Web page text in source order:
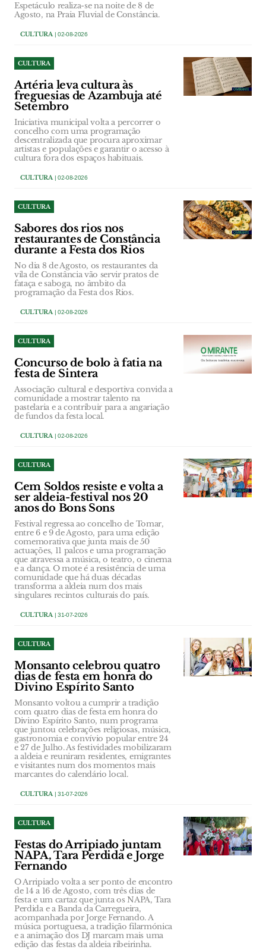
Espetáculo realiza-se na noite de 8 de
Agosto, na Praia Fluvial de Constância.
CULTURA| 02-08-2026
CULTURA
Artéria leva cultura às
freguesias de Azambuja até
Setembro
Iniciativa municipal volta a percorrer o
concelho com uma programação
descentralizada que procura aproximar
artistas e populações e garantir o acesso à
cultura fora dos espaços habituais.
CULTURA| 02-08-2026
CULTURA
Sabores dos rios nos
restaurantes de Constância
durante a Festa dos Rios
No dia 8 de Agosto, os restaurantes da
vila de Constância vão servir pratos de
fataça e saboga, no âmbito da
programação da Festa dos Rios.
CULTURA| 02-08-2026
CULTURA
Concurso de bolo à fatia na
festa de Sintera
Associação cultural e desportiva convida a
comunidade a mostrar talento na
pastelaria e a contribuir para a angariação
de fundos da festa local.
CULTURA| 02-08-2026
CULTURA
Cem Soldos resiste e volta a
ser aldeia-festival nos 20
anos do Bons Sons
Festival regressa ao concelho de Tomar,
entre 6 e 9 de Agosto, para uma edição
comemorativa que junta mais de 50
actuações, 11 palcos e uma programação
que atravessa a música, o teatro, o cinema
e a dança. O mote é a resistência de uma
comunidade que há duas décadas
transforma a aldeia num dos mais
singulares recintos culturais do país.
CULTURA| 31-07-2026
CULTURA
Monsanto celebrou quatro
dias de festa em honra do
Divino Espírito Santo
Monsanto voltou a cumprir a tradição
com quatro dias de festa em honra do
Divino Espírito Santo, num programa
que juntou celebrações religiosas, música,
gastronomia e convívio popular entre 24
e 27 de Julho. As festividades mobilizaram
a aldeia e reuniram residentes, emigrantes
e visitantes num dos momentos mais
marcantes do calendário local.
CULTURA| 31-07-2026
CULTURA
Festas do Arripiado juntam
NAPA, Tara Perdida e Jorge
Fernando
O Arripiado volta a ser ponto de encontro
de 14 a 16 de Agosto, com três dias de
festa e um cartaz que junta os NAPA, Tara
Perdida e a Banda da Carregueira,
acompanhada por Jorge Fernando. A
música portuguesa, a tradição filarmónica
e a animação dos DJ marcam mais uma
edição das festas da aldeia ribeirinha.